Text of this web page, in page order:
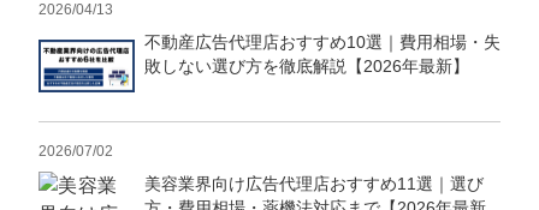
2026/04/13
不動産広告代理店おすすめ10選｜費用相場・失
敗しない選び方を徹底解説【2026年最新】
2026/07/02
美容業界向け広告代理店おすすめ11選｜選び